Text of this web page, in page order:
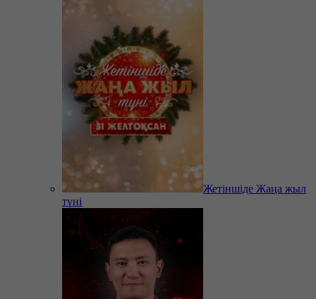
Жетіншіде Жаңа жыл
түні